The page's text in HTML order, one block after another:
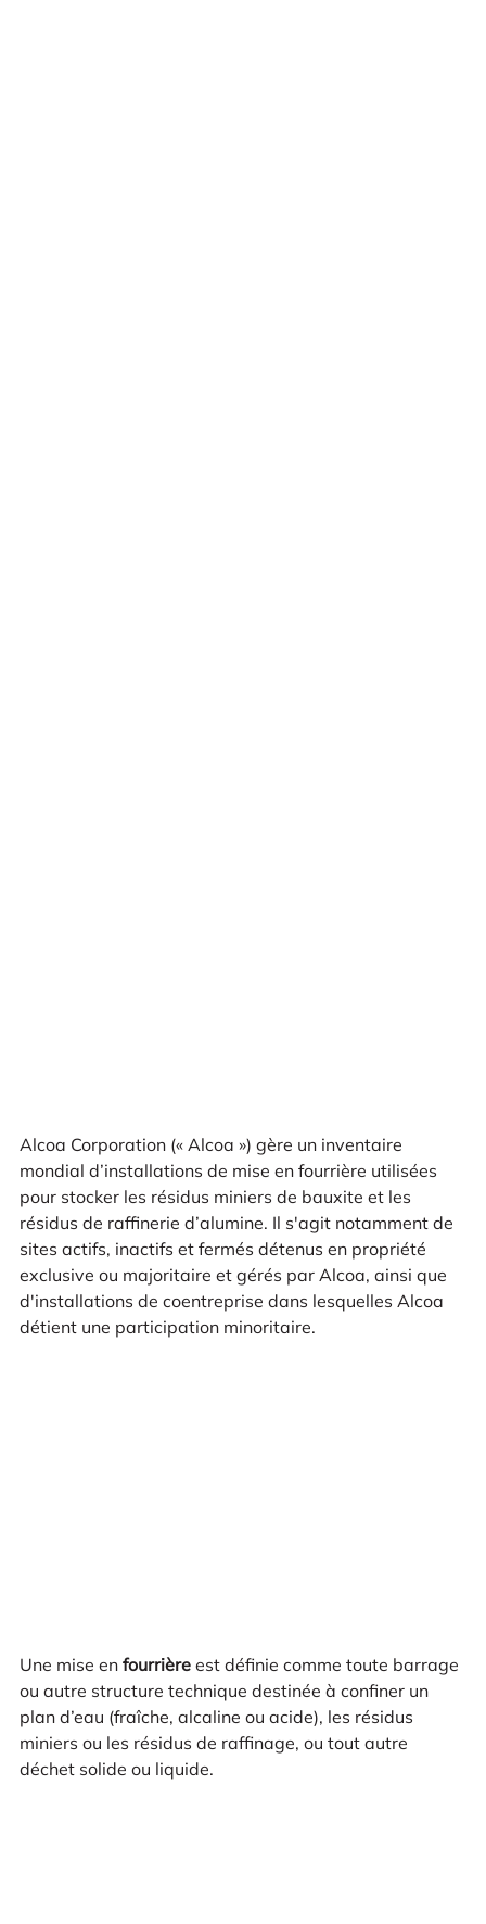
Alcoa Corporation (« Alcoa ») gère un inventaire
mondial d’installations de mise en fourrière utilisées
pour stocker les résidus miniers de bauxite et les
résidus de raffinerie d’alumine. Il s'agit notamment de
sites actifs, inactifs et fermés détenus en propriété
exclusive ou majoritaire et gérés par Alcoa, ainsi que
d'installations de coentreprise dans lesquelles Alcoa
détient une participation minoritaire.
Une mise en fourrièreest définie comme toute barrage
ou autre structure technique destinée à confiner un
plan d’eau (fraîche, alcaline ou acide), les résidus
miniers ou les résidus de raffinage, ou tout autre
déchet solide ou liquide.